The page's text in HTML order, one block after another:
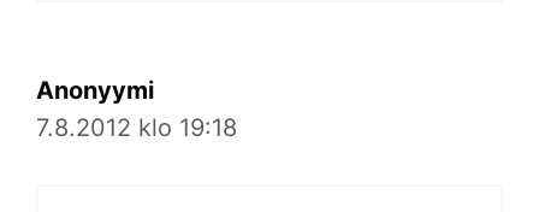
Anonyymi
7.8.2012 klo 19:18